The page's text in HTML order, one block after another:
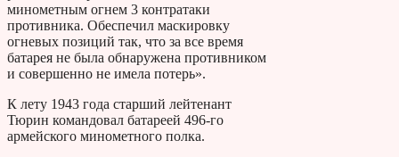
минометным огнем 3 контратаки
противника. Обеспечил маскировку
огневых позиций так, что за все время
батарея не была обнаружена противником
и совершенно не имела потерь».
К лету 1943 года старший лейтенант
Тюрин командовал батареей 496-го
армейского минометного полка.